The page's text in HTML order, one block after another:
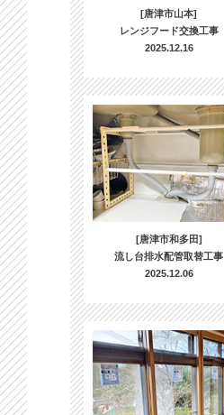
[唐津市山本]
レンジフード交換工事
2025.12.16
[唐津市和多田]
流し台排水配管取替工事
2025.12.06